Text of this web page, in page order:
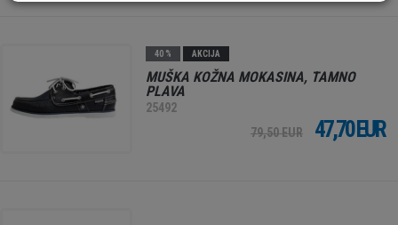
40 % AKCIJA
MUŠKA KOŽNA MOKASINA, TAMNO
PLAVA
25492
79,50 EUR
47,70 EUR